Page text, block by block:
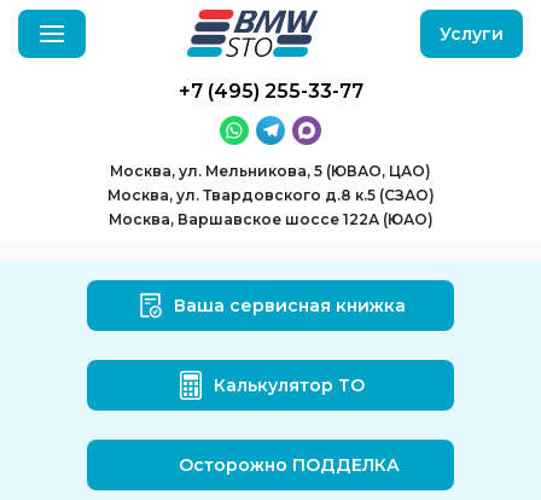
+7 (495) 255-33-77
Москва, ул. Мельникова, 5 (ЮВАО, ЦАО)
Москва, ул. Твардовского д.8 к.5 (СЗАО)
Москва, Варшавское шоссе 122А (ЮАО)
Услуги
Ваша сервисная книжка
Калькулятор ТО
Осторожно ПОДДЕЛКА